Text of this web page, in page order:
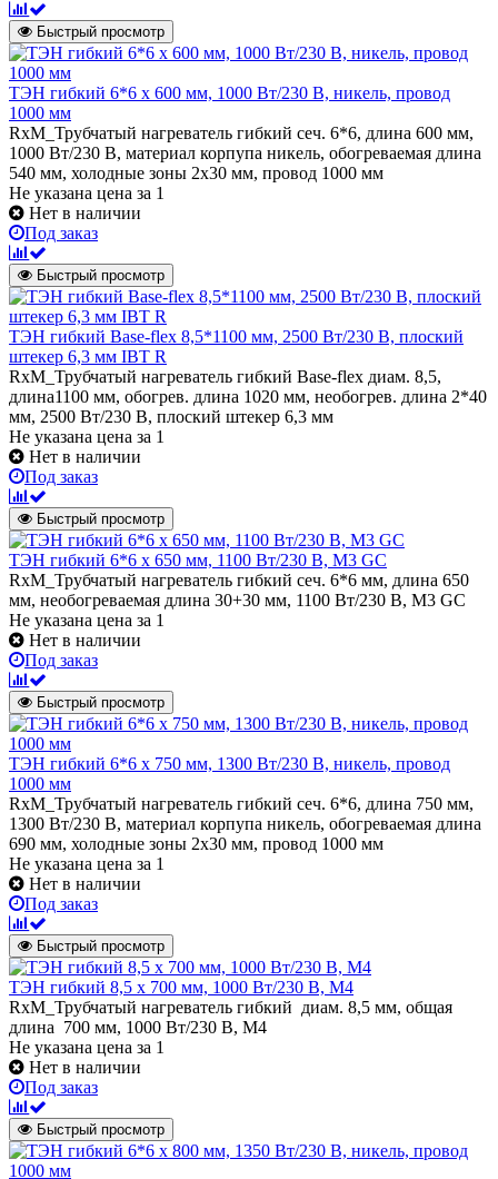
Быстрый просмотр
ТЭН гибкий 6*6 х 600 мм, 1000 Вт/230 В, никель, провод
1000 мм
RxM_Трубчатый нагреватель гибкий сеч. 6*6, длина 600 мм,
1000 Вт/230 В, материал корпупа никель, обогреваемая длина
540 мм, холодные зоны 2х30 мм, провод 1000 мм
Не указана цена за 1
Нет в наличии
Под заказ
Быстрый просмотр
ТЭН гибкий Base-flex 8,5*1100 мм, 2500 Вт/230 В, плоский
штекер 6,3 мм IBT R
RxM_Трубчатый нагреватель гибкий Base-flex диам. 8,5,
длина1100 мм, обогрев. длина 1020 мм, необогрев. длина 2*40
мм, 2500 Вт/230 В, плоский штекер 6,3 мм
Не указана цена за 1
Нет в наличии
Под заказ
Быстрый просмотр
ТЭН гибкий 6*6 х 650 мм, 1100 Вт/230 В, M3 GC
RxM_Трубчатый нагреватель гибкий сеч. 6*6 мм, длина 650
мм, необогреваемая длина 30+30 мм, 1100 Вт/230 В, M3 GC
Не указана цена за 1
Нет в наличии
Под заказ
Быстрый просмотр
ТЭН гибкий 6*6 х 750 мм, 1300 Вт/230 В, никель, провод
1000 мм
RxM_Трубчатый нагреватель гибкий сеч. 6*6, длина 750 мм,
1300 Вт/230 В, материал корпупа никель, обогреваемая длина
690 мм, холодные зоны 2х30 мм, провод 1000 мм
Не указана цена за 1
Нет в наличии
Под заказ
Быстрый просмотр
ТЭН гибкий 8,5 x 700 мм, 1000 Вт/230 В, M4
RxM_Трубчатый нагреватель гибкий диам. 8,5 мм, общая
длина 700 мм, 1000 Вт/230 В, M4
Не указана цена за 1
Нет в наличии
Под заказ
Быстрый просмотр